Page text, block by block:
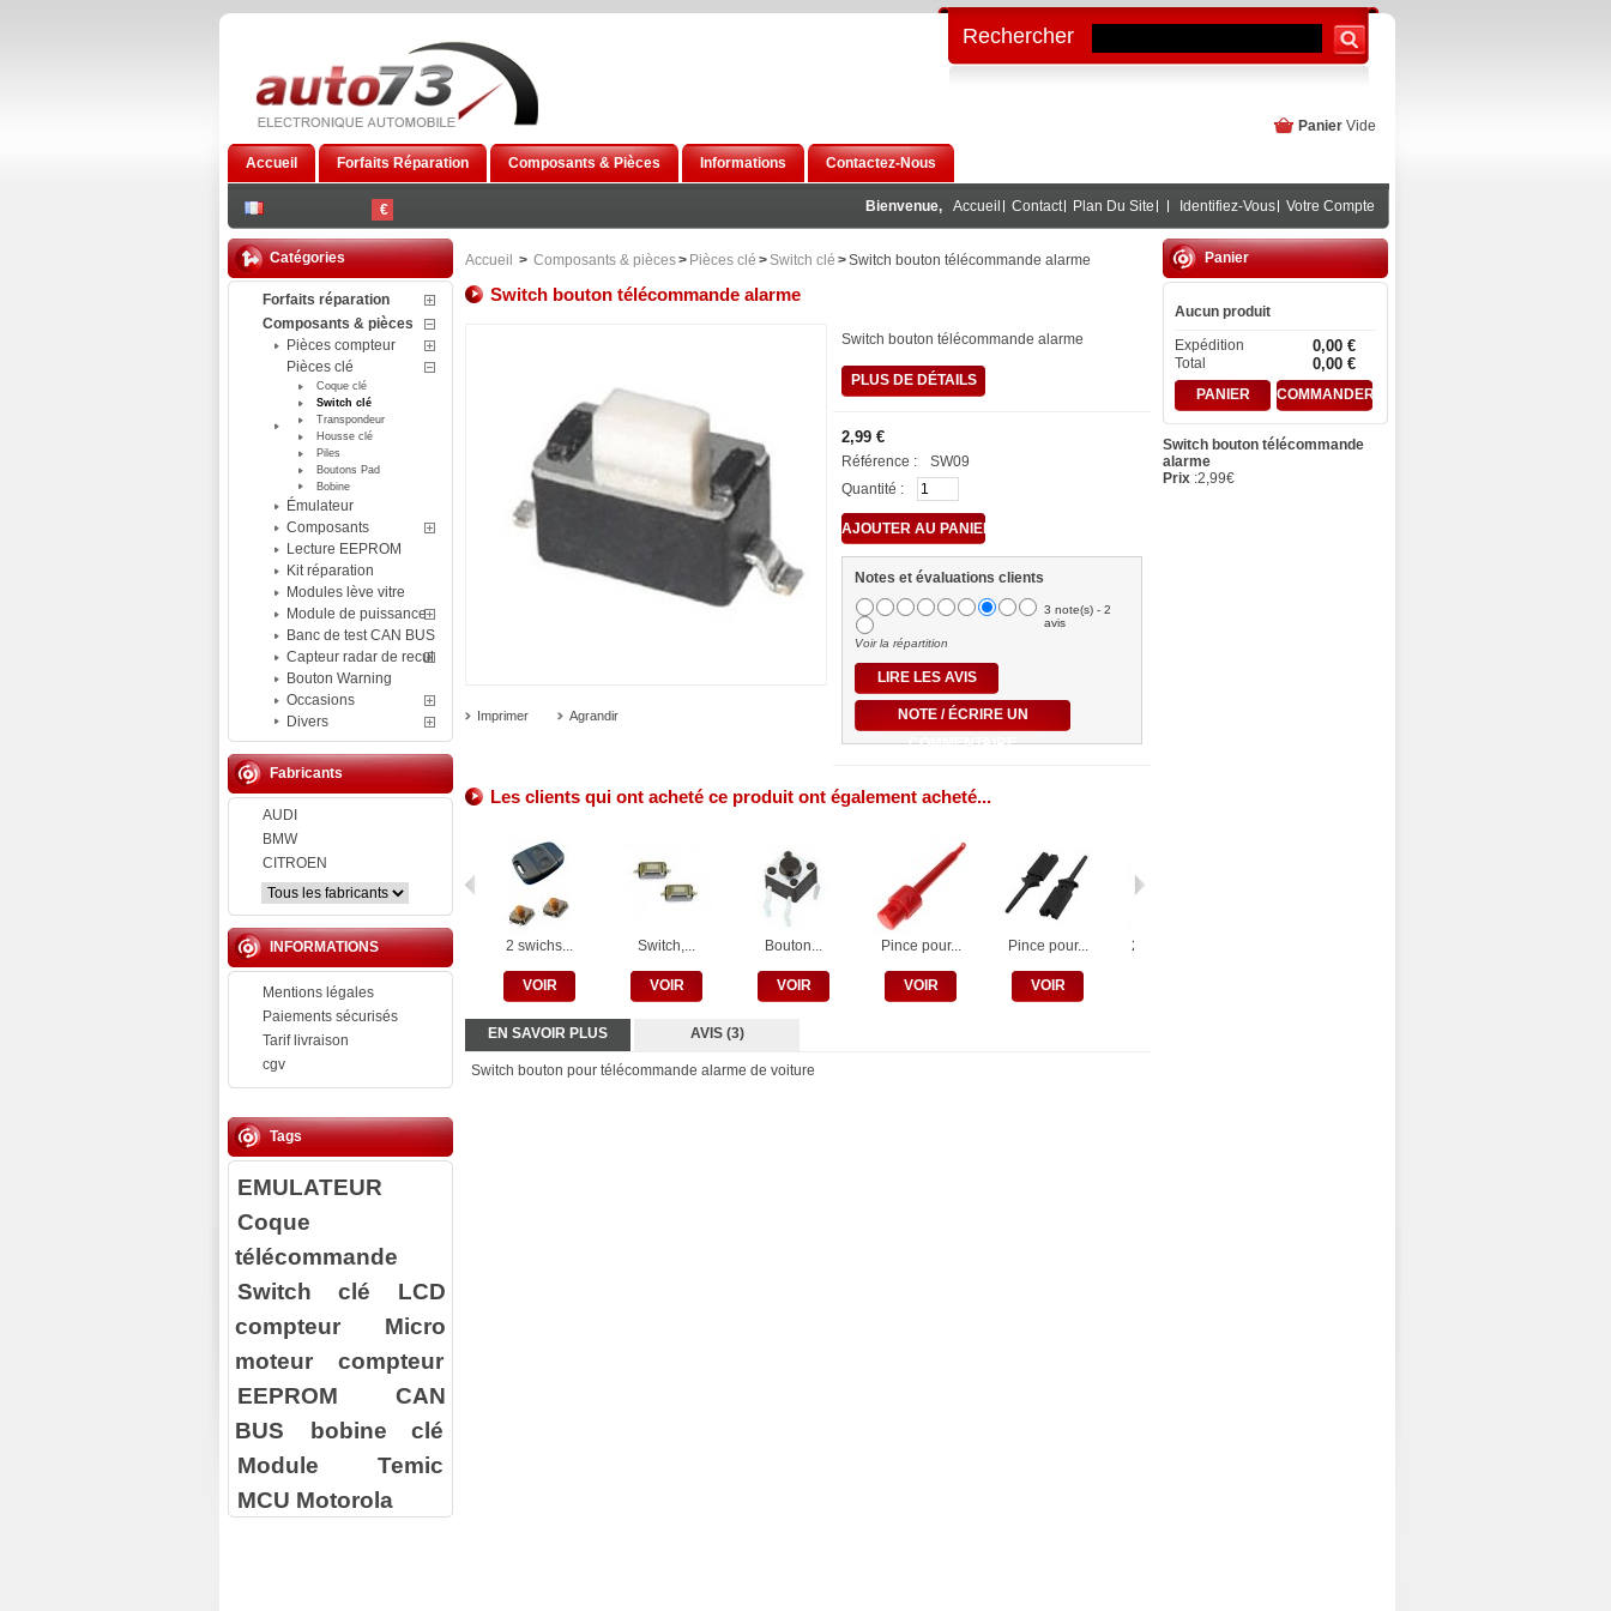
€
Accueil Forfaits Réparation Composants & Pièces Informations Contactez-Nous
Panier Vide
Bienvenue, Accueil Contact Plan Du Site Identifiez-Vous Votre Compte
Rechercher
Catégories
Forfaits réparation
Composants & pièces
Pièces compteur
Pièces clé
Coque clé
Switch clé
Transpondeur
Housse clé
Piles
Boutons Pad
Bobine
Émulateur
Composants
Lecture EEPROM
Kit réparation
Modules lève vitre
Module de puissance
Banc de test CAN BUS
Capteur radar de recul
Bouton Warning
Occasions
Divers
Fabricants
AUDI
BMW
CITROEN
INFORMATIONS
Mentions légales
Paiements sécurisés
Tarif livraison
cgv
Tags
EMULATEUR
Coque
télécommande
Switch clé
LCD
compteur
Micro
moteur compteur
EEPROM
CAN
BUS
bobine clé
Module Temic
MCU Motorola
Accueil > Composants & pièces> Pièces clé > Switch clé >Switch bouton télécommande alarme
Switch bouton télécommande alarme
Imprimer Agrandir
Switch bouton télécommande alarme
PLUS DE DÉTAILS
2,99 €
Référence :
SW09
Quantité :
Notes et évaluations clients
3 note(s) - 2
avis
Voir la répartition
LIRE LES AVIS
NOTE / ÉCRIRE UN
COMMENTAIRE
Les clients qui ont acheté ce produit ont également acheté...
2 swichs...
VOIR
Switch,...
VOIR
Bouton...
VOIR
Pince pour...
VOIR
Pince pour...
VOIR
2 switch clé...
EN SAVOIR PLUS AVIS (3)
Switch bouton pour télécommande alarme de voiture
Panier
Aucun produit
Expédition
0,00 €
Total 0,00 €
PANIER COMMANDER
Switch bouton télécommande
alarme
Prix :2,99€